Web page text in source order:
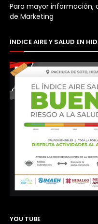
Para mayor
de Marketing
ÍNDICE AIRE Y SALUD EN
YOU TUBE